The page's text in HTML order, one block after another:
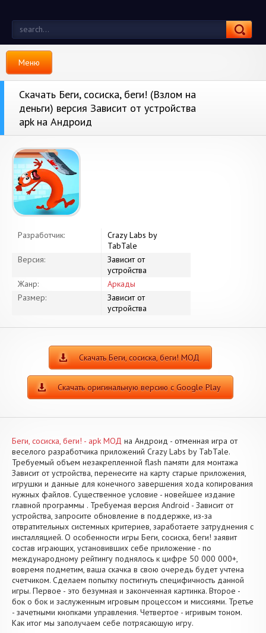
Меню
Скачать Беги, сосиска, беги! (Взлом на
деньги) версия Зависит от устройства
apk на Андроид
Разработчик:
Crazy Labs by
TabTale
Версия:
Зависит от
устройства
Жанр:
Аркады
Размер:
Зависит от
устройства
Скачать Беги, сосиска, беги! МОД
Скачать оригинальную версию с Google Play
Беги, сосиска, беги! - apk МОД на Андроид - отменная игра от
веселого разработчика приложений Crazy Labs by TabTale.
Требуемый объем незакрепленной flash памяти для монтажа
Зависит от устройства, перенесите на карту старые приложения,
игрушки и данные для конечного завершения хода копирования
нужных файлов. Существенное условие - новейшее издание
главной программы . Требуемая версия Android - Зависит от
устройства, запросите обновление в поддержке, из-за
отвратительных системных критериев, заработаете затруднения с
инсталляцией. О особенности игры Беги, сосиска, беги! заявит
состав играющих, установивших себе приложение - по
международному рейтингу поднялось к цифре 50 000 000+,
вовремя подметим, ваша скачка в свою очередь будет учтена
счетчиком. Сделаем попытку постигнуть специфичность данной
игры. Первое - это безумная и законченная картинка. Второе -
бок о бок и заслуженным игровым процессом и миссиями. Третье
- зачетными кнопками управления. Четвертое - игривым тоном.
Как итог мы заполучаем себе потрясающую игру.